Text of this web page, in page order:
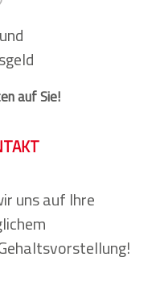
auf Sie!
uns auf Ihre